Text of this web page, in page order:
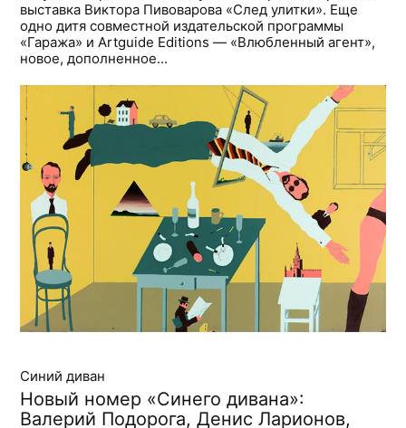
выставка Виктора Пивоварова «След улитки». Еще
одно дитя совместной издательской программы
«Гаража» и Artguide Editions — «Влюбленный агент»,
новое, дополненное...
Синий диван
Новый номер «Синего дивана»:
Валерий Подорога, Денис Ларионов,